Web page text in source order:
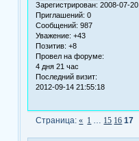
Зарегистрирован: 2008-07-20
Приглашений: 0
Сообщений: 987
Уважение: +43
Позитив: +8
Провел на форуме:
4 дня 21 час
Последний визит:
2012-09-14 21:55:18
Страница:« 1 … 15 16 17